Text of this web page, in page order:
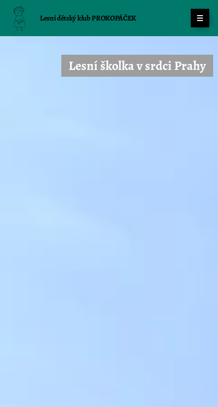
Lesní dětský klub PROKOPÁČEK
Lesní školka v srdci Prahy